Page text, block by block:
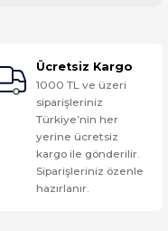
Ücretsiz Kargo
1000 TL ve üzeri
siparişleriniz
Türkiye’nin her
yerine ücretsiz
kargo ile gönderilir.
Siparişleriniz özenle
hazırlanır.